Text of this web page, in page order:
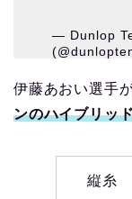
— Dunlop
伊藤あおい選手
ンのハイブリッ
縦糸